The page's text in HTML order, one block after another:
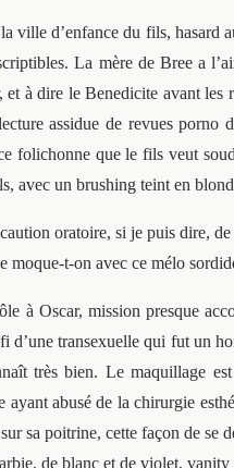
ville d’enfance du fils, hasard
La mère de Bree a
et à dire le Benedicite avant
assidue de revues porno
folichonne que le fils veut
avec un brushing teint en
oratoire, si je puis dire,
moque-t-on avec ce mélo
à Oscar, mission presque
d’une transexuelle qui fut un
très bien. Le maquillage est
ayant abusé de la chirurgie
sa poitrine, cette façon de
de blanc et de violet,